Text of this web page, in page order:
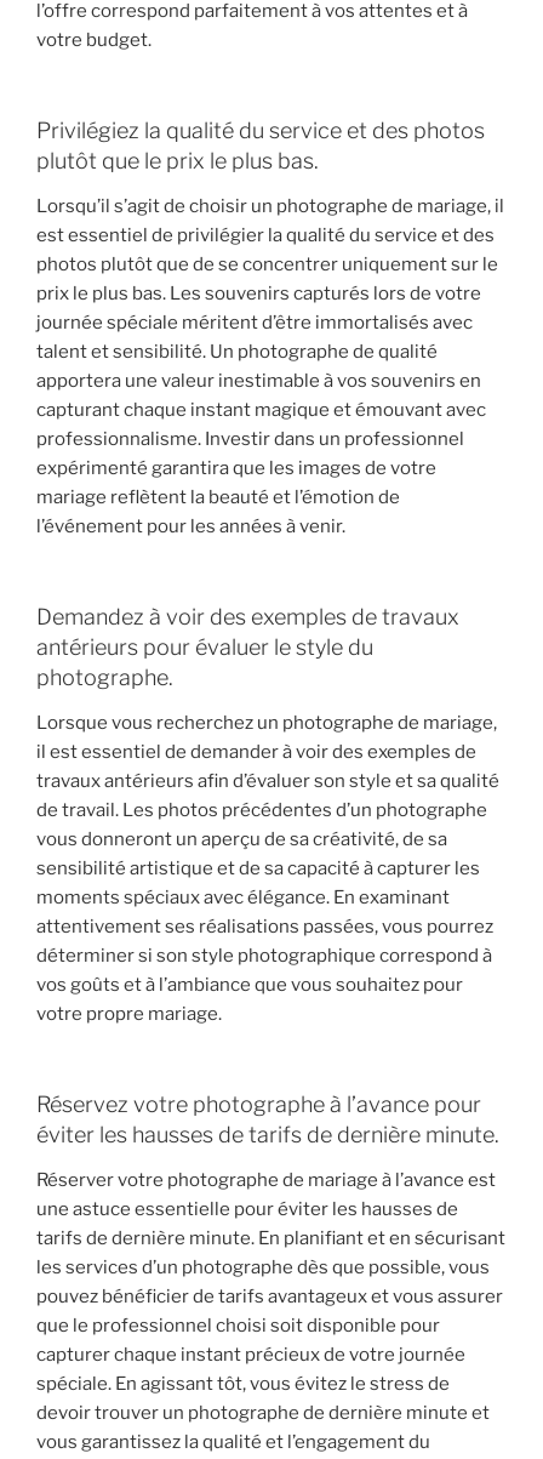
l’offre correspond parfaitement à vos attentes et à
votre budget.
Privilégiez la qualité du service et des photos
plutôt que le prix le plus bas.
Lorsqu’il s’agit de choisir un photographe de mariage, il
est essentiel de privilégier la qualité du service et des
photos plutôt que de se concentrer uniquement sur le
prix le plus bas. Les souvenirs capturés lors de votre
journée spéciale méritent d’être immortalisés avec
talent et sensibilité. Un photographe de qualité
apportera une valeur inestimable à vos souvenirs en
capturant chaque instant magique et émouvant avec
professionnalisme. Investir dans un professionnel
expérimenté garantira que les images de votre
mariage reflètent la beauté et l’émotion de
l’événement pour les années à venir.
Demandez à voir des exemples de travaux
antérieurs pour évaluer le style du
photographe.
Lorsque vous recherchez un photographe de mariage,
il est essentiel de demander à voir des exemples de
travaux antérieurs afin d’évaluer son style et sa qualité
de travail. Les photos précédentes d’un photographe
vous donneront un aperçu de sa créativité, de sa
sensibilité artistique et de sa capacité à capturer les
moments spéciaux avec élégance. En examinant
attentivement ses réalisations passées, vous pourrez
déterminer si son style photographique correspond à
vos goûts et à l’ambiance que vous souhaitez pour
votre propre mariage.
Réservez votre photographe à l’avance pour
éviter les hausses de tarifs de dernière minute.
Réserver votre photographe de mariage à l’avance est
une astuce essentielle pour éviter les hausses de
tarifs de dernière minute. En planifiant et en sécurisant
les services d’un photographe dès que possible, vous
pouvez bénéficier de tarifs avantageux et vous assurer
que le professionnel choisi soit disponible pour
capturer chaque instant précieux de votre journée
spéciale. En agissant tôt, vous évitez le stress de
devoir trouver un photographe de dernière minute et
vous garantissez la qualité et l’engagement du